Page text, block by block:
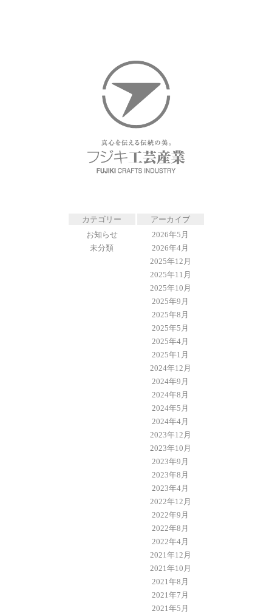
カテゴリー
お知らせ
未分類
アーカイブ
2026年5月
2026年4月
2025年12月
2025年11月
2025年10月
2025年9月
2025年8月
2025年5月
2025年4月
2025年1月
2024年12月
2024年9月
2024年8月
2024年5月
2024年4月
2023年12月
2023年10月
2023年9月
2023年8月
2023年4月
2022年12月
2022年9月
2022年8月
2022年4月
2021年12月
2021年10月
2021年8月
2021年7月
2021年5月